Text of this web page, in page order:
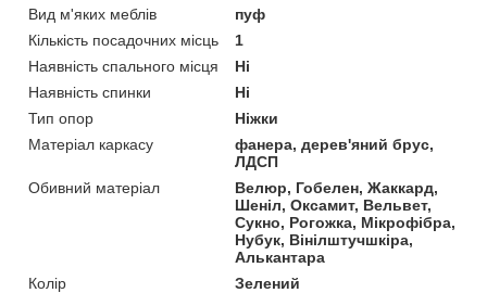
Вид м'яких меблів
пуф
Кількість посадочних місць
1
Наявність спального місця
Ні
Наявність спинки
Ні
Тип опор
Ніжки
Матеріал каркасу
фанера, дерев'яний брус,
ЛДСП
Обивний матеріал
Велюр, Гобелен, Жаккард,
Шеніл, Оксамит, Вельвет,
Сукно, Рогожка, Мікрофібра,
Нубук, Вінілштучшкіра,
Алькантара
Колір
Зелений